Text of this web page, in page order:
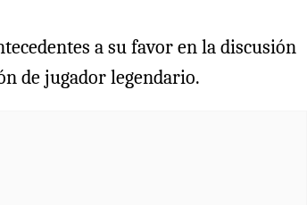
a su favor en la discusión
de jugador legendario.